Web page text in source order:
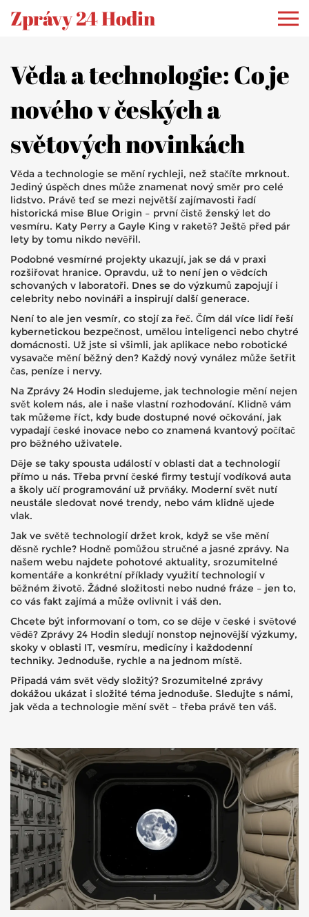
Zprávy 24 Hodin
Věda a technologie: Co je
nového v českých a
světových novinkách
Věda a technologie se mění rychleji, než stačíte mrknout.
Jediný úspěch dnes může znamenat nový směr pro celé
lidstvo. Právě teď se mezi největší zajímavosti řadí
historická mise Blue Origin – první čistě ženský let do
vesmíru. Katy Perry a Gayle King v raketě? Ještě před pár
lety by tomu nikdo nevěřil.
Podobné vesmírné projekty ukazují, jak se dá v praxi
rozšiřovat hranice. Opravdu, už to není jen o vědcích
schovaných v laboratoři. Dnes se do výzkumů zapojují i
celebrity nebo novináři a inspirují další generace.
Není to ale jen vesmír, co stojí za řeč. Čím dál více lidí řeší
kybernetickou bezpečnost, umělou inteligenci nebo chytré
domácnosti. Už jste si všimli, jak aplikace nebo robotické
vysavače mění běžný den? Každý nový vynález může šetřit
čas, peníze i nervy.
Na Zprávy 24 Hodin sledujeme, jak technologie mění nejen
svět kolem nás, ale i naše vlastní rozhodování. Klidně vám
tak můžeme říct, kdy bude dostupné nové očkování, jak
vypadají české inovace nebo co znamená kvantový počítač
pro běžného uživatele.
Děje se taky spousta událostí v oblasti dat a technologií
přímo u nás. Třeba první české firmy testují vodíková auta
a školy učí programování už prvňáky. Moderní svět nutí
neustále sledovat nové trendy, nebo vám klidně ujede
vlak.
Jak ve světě technologií držet krok, když se vše mění
děsně rychle? Hodně pomůžou stručné a jasné zprávy. Na
našem webu najdete pohotové aktuality, srozumitelné
komentáře a konkrétní příklady využití technologií v
běžném životě. Žádné složitosti nebo nudné fráze – jen to,
co vás fakt zajímá a může ovlivnit i váš den.
Chcete být informovaní o tom, co se děje v české i světové
vědě? Zprávy 24 Hodin sledují nonstop nejnovější výzkumy,
skoky v oblasti IT, vesmíru, medicíny i každodenní
techniky. Jednoduše, rychle a na jednom místě.
Připadá vám svět vědy složitý? Srozumitelné zprávy
dokážou ukázat i složité téma jednoduše. Sledujte s námi,
jak věda a technologie mění svět – třeba právě ten váš.